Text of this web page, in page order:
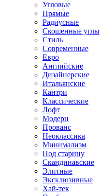
Угловые
Прямые
Радиусные
Скошенные углы
Стиль
Современные
Евро
Английские
Дизайнерские
Итальянские
Кантри
Классические
Лофт
Модерн
Прованс
Неоклассика
Минимализм
Под старину
Скандинавские
Элитные
Эксклюзивные
Хай-тек